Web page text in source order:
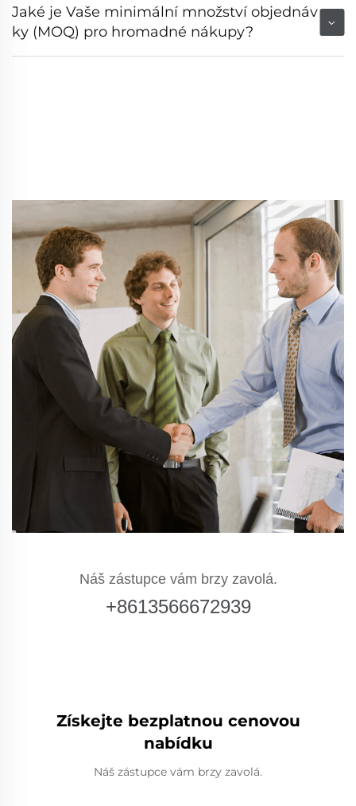
Jaké je Vaše minimální množství objednáv
ky (MOQ) pro hromadné nákupy?
Náš zástupce vám brzy zavolá.
+8613566672939
Získejte bezplatnou cenovou
nabídku
Náš zástupce vám brzy zavolá.